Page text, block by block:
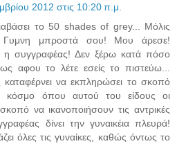
2012 στις 10:20 π.μ.
το 50 shades of grey... Μόλις
Γυμνη μπροστά σου! Μου άρεσε!
η συγγραφέας! Δεν ξέρω κατά πόσο
αφου το λέτε εσείς το πιστεύω...
να εκπληρώσει το σκοπό
όπου αυτού του είδους οι
να ικανοποιήσουν τις αντρικές
δίνει την γυναικέια πλευρά!
όλες τις γυναίκες, καθώς όντως το